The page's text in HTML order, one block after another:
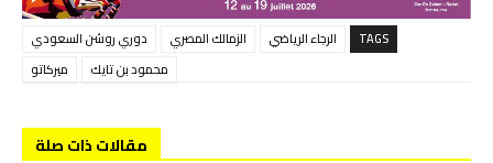
TAGS الرجاء الرياضي الزمالك المصري
دوري روشن السعودي
محمود بن تايك
ميركاتو
مقالات ذات صلة